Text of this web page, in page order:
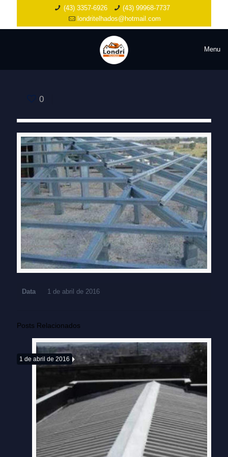
(43) 3357-6926
(43) 99968-7737
londritelhados@hotmail.com
Menu
0
Data 1 de abril de 2016
Posts Relacionados
1 de abril de 2016